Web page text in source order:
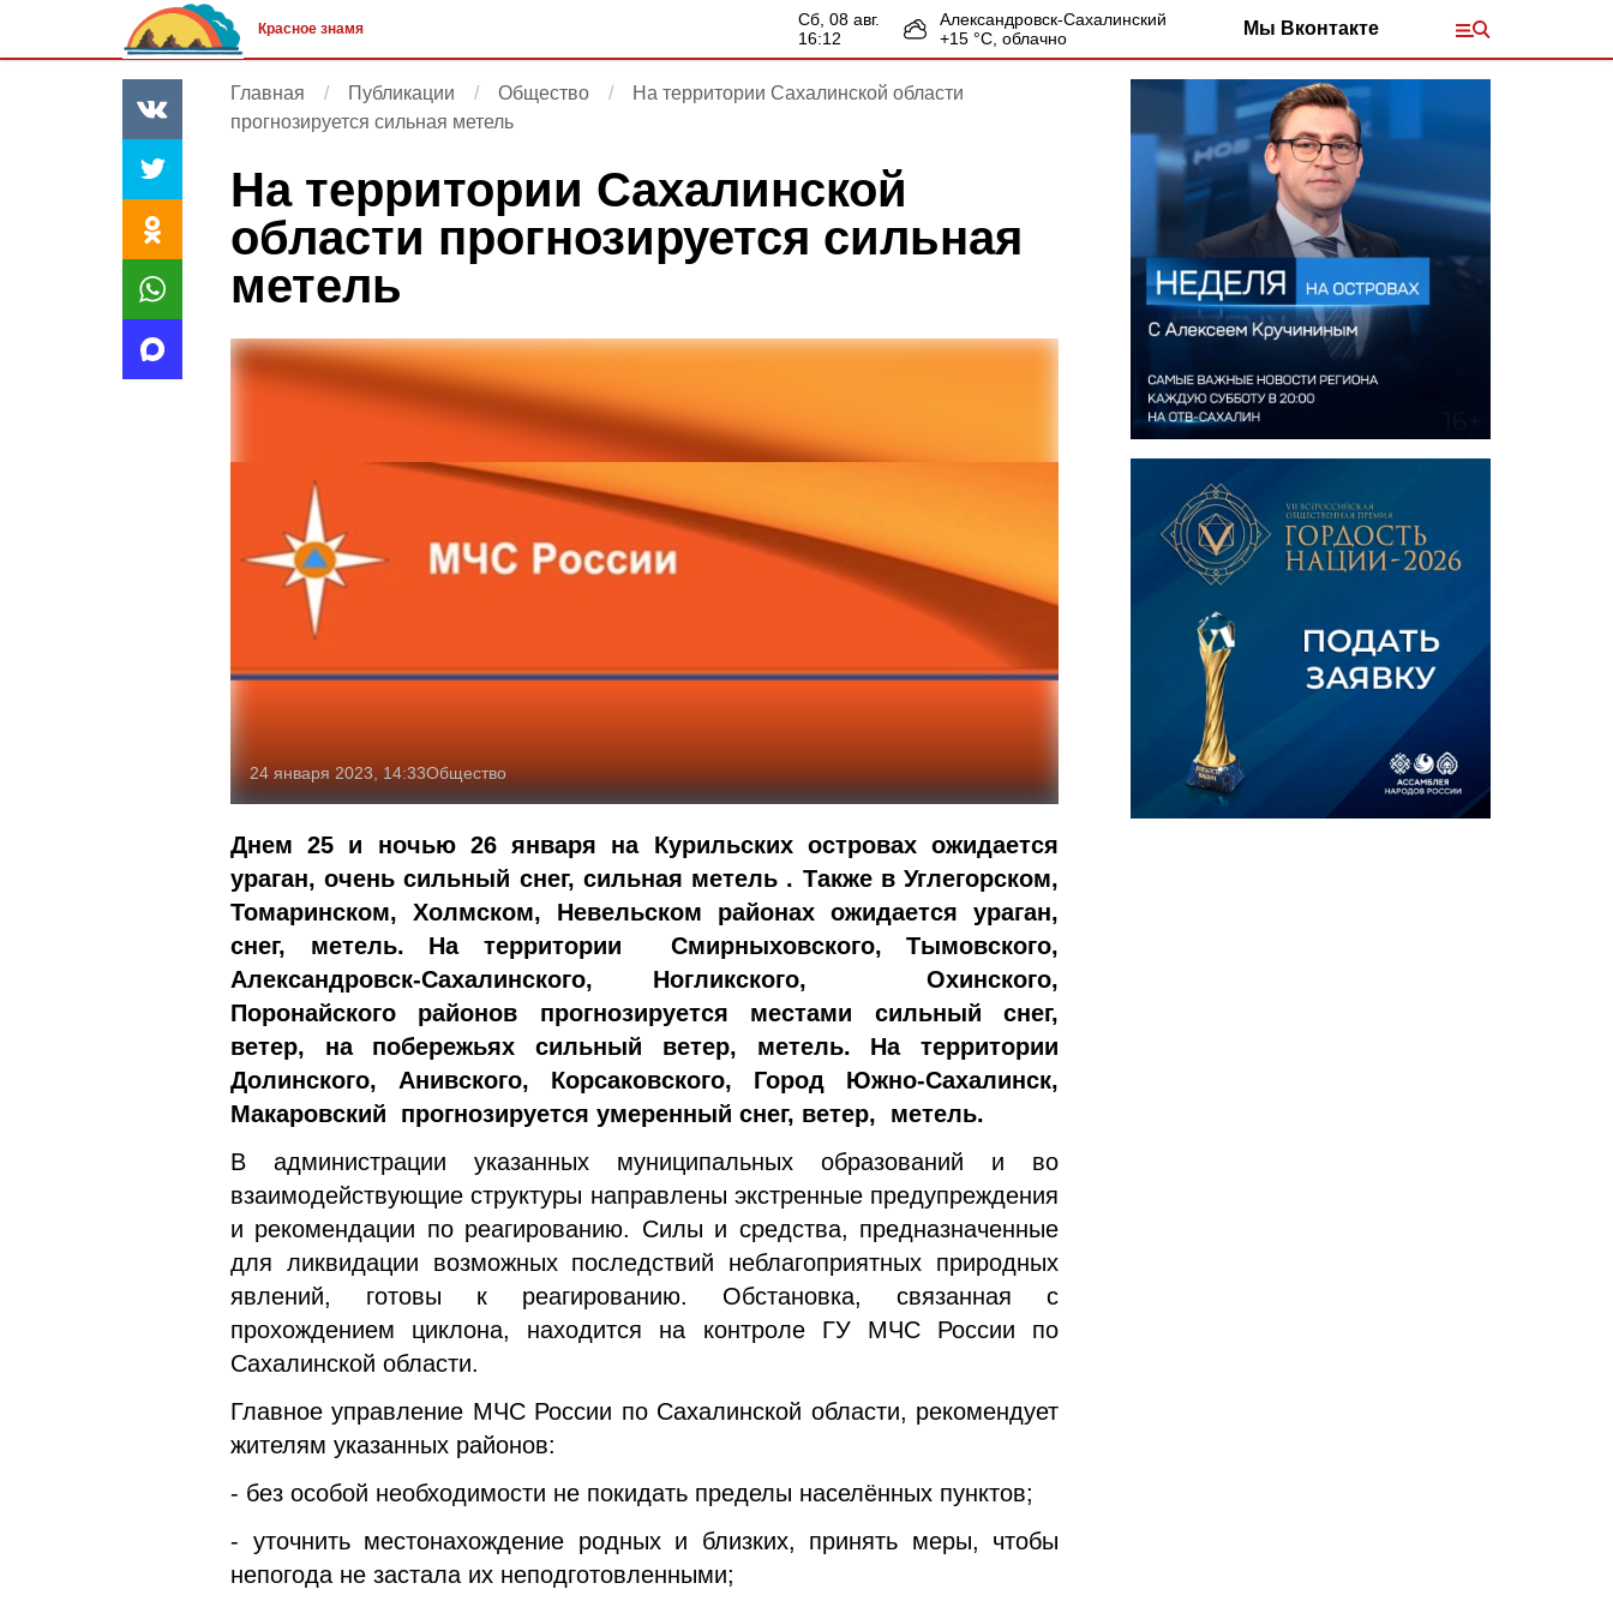
Красное знамя
сб, 08 авг.
16:12
Александровск-Сахалинский
+15 °С, облачно Мы Вконтакте
Главная Публикации Общество
На территории Сахалинской области
прогнозируется сильная метель
На территории Сахалинской
области прогнозируется сильная
метель
24 января 2023, 14:33Общество
Днем 25 и ночью 26 января на Курильских островах ожидается
ураган, очень сильный снег, сильная метель . Также в Углегорском,
Томаринском, Холмском, Невельском районах ожидается ураган,
снег, метель. На территории Смирныховского, Тымовского,
Александровск-Сахалинского, Ногликского, Охинского,
Поронайского районов прогнозируется местами сильный снег,
ветер, на побережьях сильный ветер, метель. На территории
Долинского, Анивского, Корсаковского, Город Южно-Сахалинск,
Макаровский прогнозируется умеренный снег, ветер, метель.
В администрации указанных муниципальных образований и во
взаимодействующие структуры направлены экстренные предупреждения
и рекомендации по реагированию. Силы и средства, предназначенные
для ликвидации возможных последствий неблагоприятных природных
явлений, готовы к реагированию. Обстановка, связанная с
прохождением циклона, находится на контроле ГУ МЧС России по
Сахалинской области.
Главное управление МЧС России по Сахалинской области, рекомендует
жителям указанных районов:
- без особой необходимости не покидать пределы населённых пунктов;
- уточнить местонахождение родных и близких, принять меры, чтобы
непогода не застала их неподготовленными;